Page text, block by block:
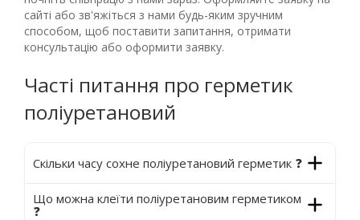
сайті або зв'яжіться з нами будь-яким зручним
способом, щоб поставити запитання, отримати
консультацію або оформити заявку.
Часті питання про герметик
поліуретановий
Скільки часу сохне поліуретановий герметик ❓
Що можна клеїти поліуретановим герметиком
❓